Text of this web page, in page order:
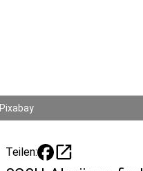
Pixabay
Teilen: open_in_new